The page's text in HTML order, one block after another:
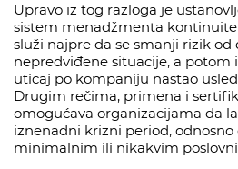
Upravo iz tog razloga je
sistem menadžmenta
služi najpre da se smanji rizik od
nepredviđene situacije, a potom
uticaj po kompaniju nastao
Drugim rečima, primena i
omogućava organizacijama da
iznenadni krizni period,
minimalnim ili nikakvim